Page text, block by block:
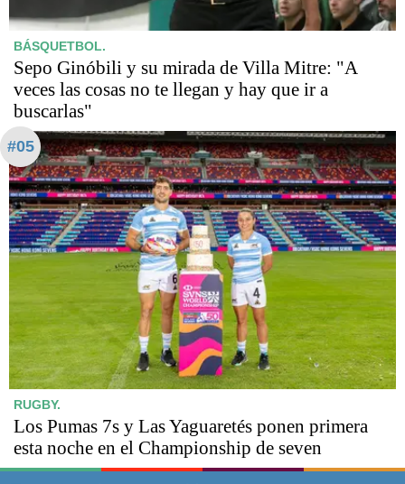
BÁSQUETBOL.
Sepo Ginóbili y su mirada de Villa Mitre: "A
veces las cosas no te llegan y hay que ir a
buscarlas"
#05
RUGBY.
Los Pumas 7s y Las Yaguaretés ponen primera
esta noche en el Championship de seven